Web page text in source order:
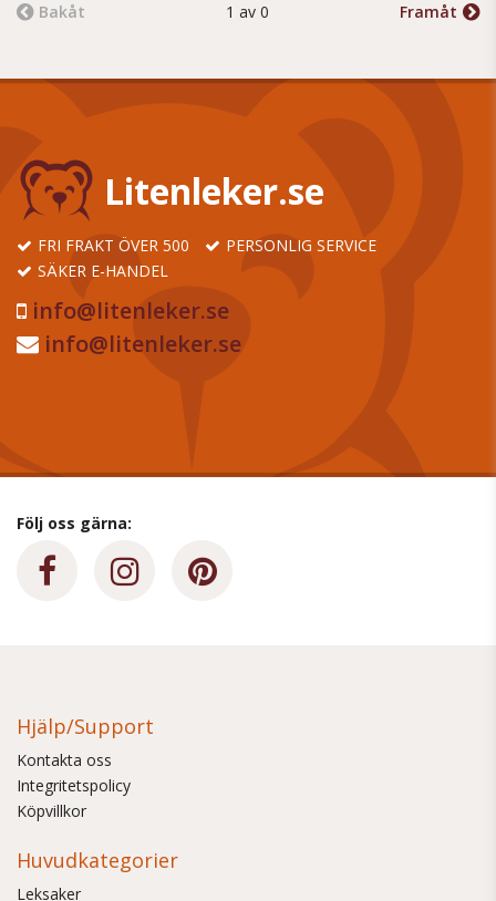
Bakåt 1 av 0 Framåt
Litenleker.se
FRI FRAKT ÖVER 500
PERSONLIG SERVICE
SÄKER E-HANDEL
info@litenleker.se
info@litenleker.se
Följ oss gärna:
Hjälp/Support
Kontakta oss
Integritetspolicy
Köpvillkor
Huvudkategorier
Leksaker